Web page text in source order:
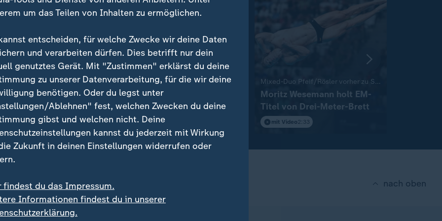
EM-Gold gewonnen:
Wesemann:
bin unfassbar
2:33
EM-Silber vom Zehn-Meter-Turm:
Rösler und Pfeif: "Nur
dreimal zusammen trainiert"
Video2:22
Mixed-Duo Pfeif/Rösler vorher zu Silber
Moritz Wesemann holt EM-
Titel von Drei-Meter-Brett
mit Video2:33
nach oben
um das Teilen von Inhalten zu ermöglichen.
entscheiden, für welche Zwecke wir deine Daten
und verarbeiten dürfen. Dies betrifft nur dein
genutztes Gerät. Mit "Zustimmen" erklärst du deine
zu unserer Datenverarbeitung, für die wir deine
benötigen. Oder du legst unter
Ablehnen" fest, welchen Zwecken du deine
gibst und welchen nicht. Deine
kannst du jederzeit mit Wirkung
Zukunft in deinen Einstellungen widerrufen oder
findest du das Impressum.
Informationen findest du in unserer